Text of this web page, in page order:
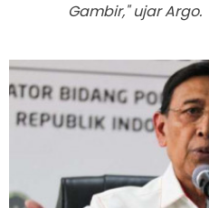
Gambir," ujar Argo.